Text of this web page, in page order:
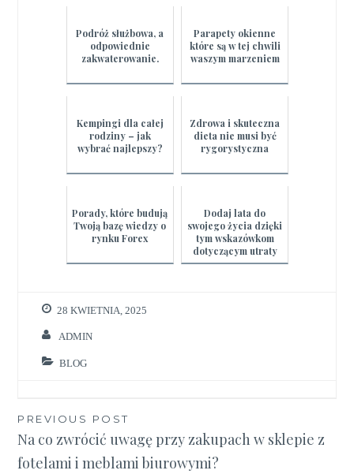
Podróż służbowa, a
odpowiednie
zakwaterowanie.
Parapety okienne
które są w tej chwili
waszym marzeniem
Kempingi dla całej
rodziny – jak
wybrać najlepszy?
Zdrowa i skuteczna
dieta nie musi być
rygorystyczna
Porady, które budują
Twoją bazę wiedzy o
rynku Forex
Dodaj lata do
swojego życia dzięki
tym wskazówkom
dotyczącym utraty
wagi
28 KWIETNIA, 2025
ADMIN
BLOG
Nawigacja
wpisu
PREVIOUS POST
Na co zwrócić uwagę przy zakupach w sklepie z
fotelami i meblami biurowymi?